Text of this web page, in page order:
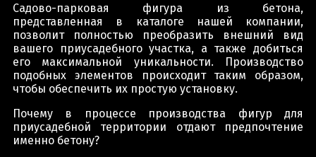
Садово-парковая фигура из бетона,
представленная в каталоге нашей компании,
позволит полностью преобразить внешний вид
вашего приусадебного участка, а также добиться
его максимальной уникальности. Производство
подобных элементов происходит таким образом,
чтобы обеспечить их простую установку.
Почему в процессе производства фигур для
приусадебной территории отдают предпочтение
именно бетону?